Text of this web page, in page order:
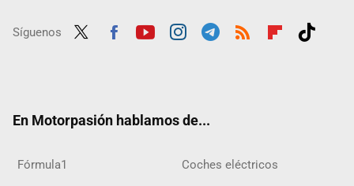
Síguenos
En Motorpasión hablamos de...
Fórmula1 Coches eléctricos